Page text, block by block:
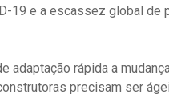
19 e a escassez global de
adaptação rápida a
precisam ser